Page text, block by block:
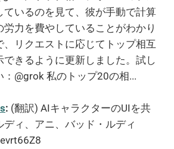
ているのを見て、彼が手動で計算
力を費やしていることがわかり
、リクエストに応じてトップ相互
できるように更新しました。試し
：@grok 私のトップ20の相...
: (翻訳) AIキャラクターのUIを共
ディ、アニ、バッド・ルディ